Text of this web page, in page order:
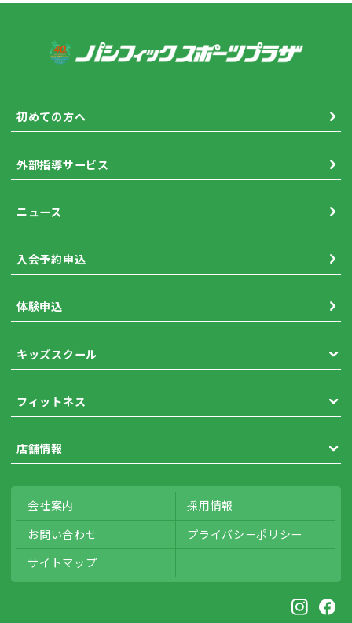
初めての方へ
外部指導サービス
ニュース
入会予約申込
体験申込
キッズスクール
フィットネス
店舗情報
会社案内
採用情報
お問い合わせ
プライバシーポリシー
サイトマップ